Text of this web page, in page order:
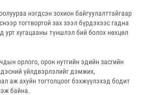
нэгдсэн зохион байгуулалттайгаар
тогтвортой зах зээл бүрдэхээс гадна
хугацааны түншлэл бий болох нөхцөл
орлого, орон нутгийн эдийн засгийн
үйлдвэрлэлийг дэмжих,
аж ахуйн тогтолцоог бэхжүүлэхэд бодит
байна.